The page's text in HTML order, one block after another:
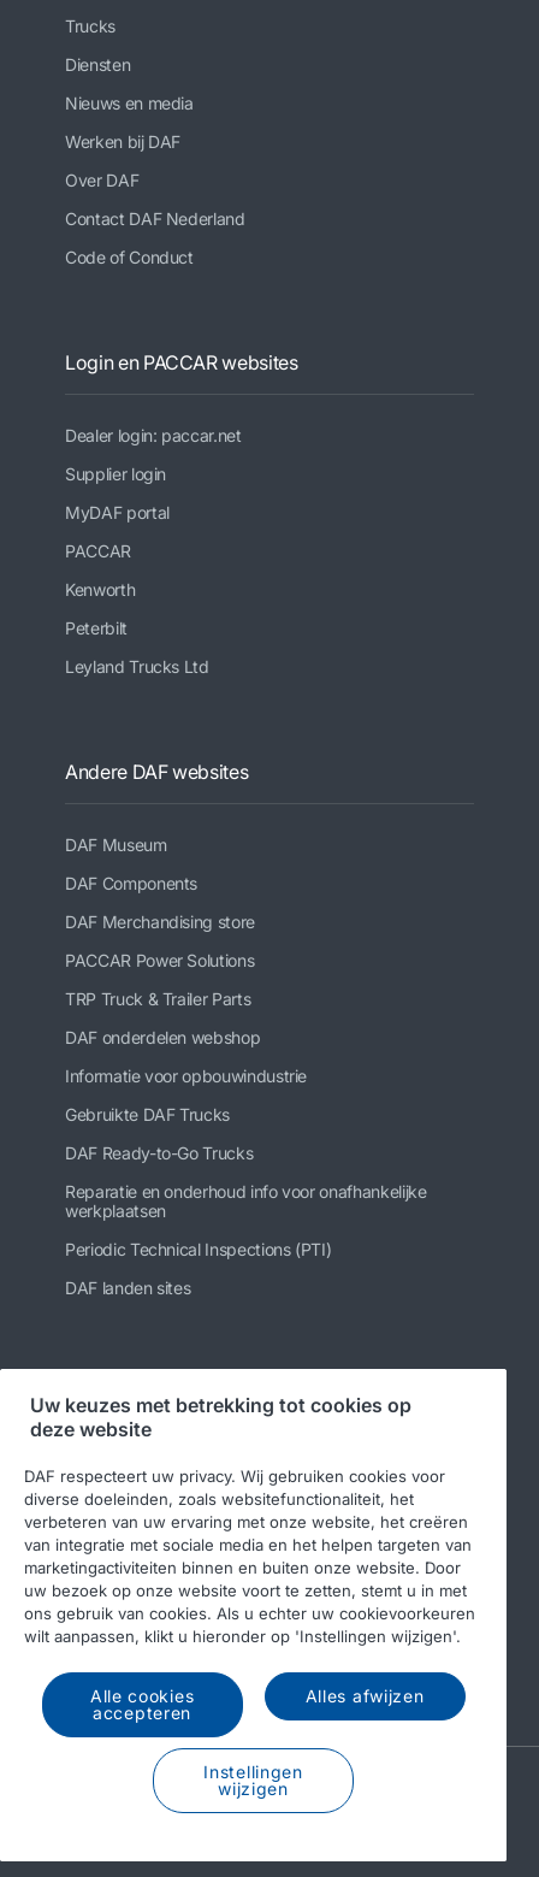
Trucks
Diensten
Nieuws en media
Werken bij DAF
Over DAF
Contact DAF Nederland
Code of Conduct
Login en PACCAR websites
Dealer login: paccar.net
Supplier login
MyDAF portal
PACCAR
Kenworth
Peterbilt
Leyland Trucks Ltd
Andere DAF websites
DAF Museum
DAF Components
DAF Merchandising store
PACCAR Power Solutions
TRP Truck & Trailer Parts
DAF onderdelen webshop
Informatie voor opbouwindustrie
Gebruikte DAF Trucks
DAF Ready-to-Go Trucks
Reparatie en onderhoud info voor onafhankelijke
werkplaatsen
Periodic Technical Inspections (PTI)
DAF landen sites
Volg ons
© 2026 DAF Legal notice
Privacy statement
Algemene voorwaarden
DAF en cookies
Income Tax Report
A PACCAR COMPANY
DRIVEN BY QUALITY
Uw keuzes met betrekking tot cookies op
deze website
DAF respecteert uw privacy. Wij gebruiken cookies voor
diverse doeleinden, zoals websitefunctionaliteit, het
verbeteren van uw ervaring met onze website, het creëren
van integratie met sociale media en het helpen targeten van
marketingactiviteiten binnen en buiten onze website. Door
uw bezoek op onze website voort te zetten, stemt u in met
ons gebruik van cookies. Als u echter uw cookievoorkeuren
wilt aanpassen, klikt u hieronder op 'Instellingen wijzigen'.
Alle cookies
accepteren
Alles afwijzen
Instellingen
wijzigen